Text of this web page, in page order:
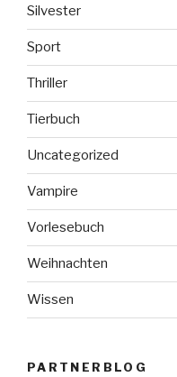
Silvester
Sport
Thriller
Tierbuch
Uncategorized
Vampire
Vorlesebuch
Weihnachten
Wissen
PARTNERBLOG